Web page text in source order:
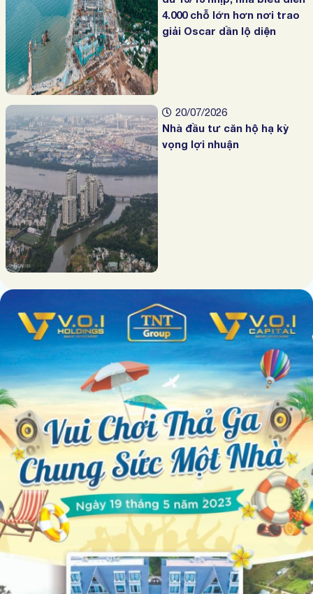
4.000 chỗ lớn hơn nơi trao
giải Oscar dần lộ diện
20/07/2026
Nhà đầu tư căn hộ hạ kỳ
vọng lợi nhuận